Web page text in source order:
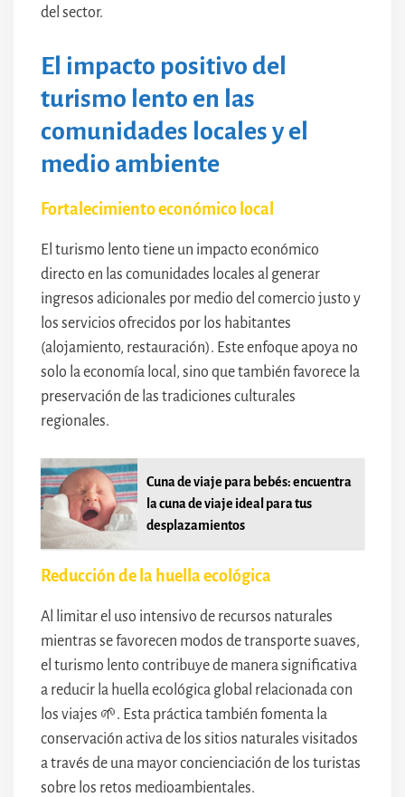
del sector.
El impacto positivo del
turismo lento en las
comunidades locales y el
medio ambiente
Fortalecimiento económico local
El turismo lento tiene un impacto económico
directo en las comunidades locales al generar
ingresos adicionales por medio del comercio justo y
los servicios ofrecidos por los habitantes
(alojamiento, restauración). Este enfoque apoya no
solo la economía local, sino que también favorece la
preservación de las tradiciones culturales
regionales.
Cuna de viaje para bebés: encuentra
la cuna de viaje ideal para tus
desplazamientos
Reducción de la huella ecológica
Al limitar el uso intensivo de recursos naturales
mientras se favorecen modos de transporte suaves,
el turismo lento contribuye de manera significativa
a reducir la huella ecológica global relacionada con
los viajes 🌱. Esta práctica también fomenta la
conservación activa de los sitios naturales visitados
a través de una mayor concienciación de los turistas
sobre los retos medioambientales.